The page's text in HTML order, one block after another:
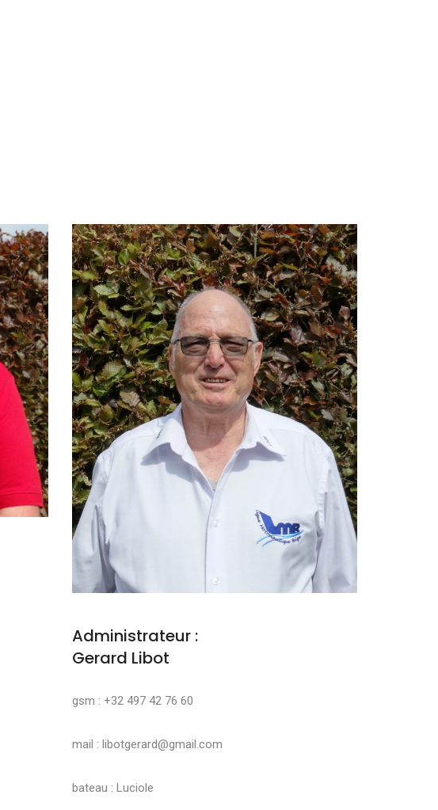
Administrateur :
Gerard Libot
gsm : +32 497 42 76 60
mail : libotgerard@gmail.com
bateau : Luciole